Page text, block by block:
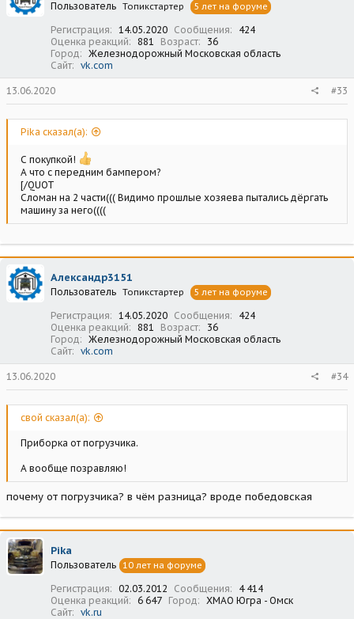
Пользователь Топикстартер 5 лет на форуме
Регистрация 14.05.2020 Сообщения
424
Оценка реакций
881 Возраст
36
Город
Железнодорожный Московская область
Сайт
vk.com
13.06.2020 #33
Pika сказал(а):
С покупкой!
А что с передним бампером?
[/QUOT
Сломан на 2 части((( Видимо прошлые хозяева пытались дёргать
машину за него((((
Александр3151
Пользователь Топикстартер 5 лет на форуме
Регистрация 14.05.2020 Сообщения
424
Оценка реакций
881 Возраст
36
Город
Железнодорожный Московская область
Сайт
vk.com
13.06.2020 #34
свой сказал(а):
Приборка от погрузчика.
А вообще позравляю!
почему от погрузчика? в чём разница? вроде победовская
Pika
Пользователь 10 лет на форуме
Регистрация 02.03.2012 Сообщения
4 414
Оценка реакций
6 647 Город
ХМАО Югра - Омск
Сайт
vk.ru